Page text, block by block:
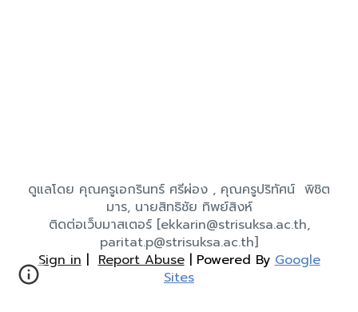
ดูแลโดย คุณครูเอกรินทร์ ศรีผ่อง , คุณครูปริทัศน์ พิชิต
มาร, นายสิทธิชัย ทิพย์สิงห์
ติดต่อเว็บมาสเตอร์ [ekkarin@strisuksa.ac.th,
paritat.p@strisuksa.ac.th]
Sign in |Report Abuse| Powered By Google
Sites